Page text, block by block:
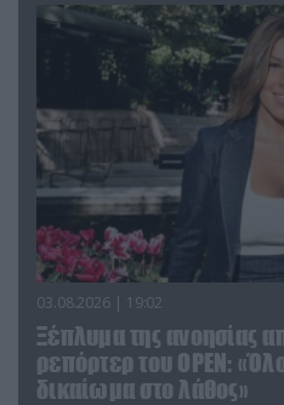
03.08.2026 | 19:02
Ξέπλυμα της ανοησίας
ρεπόρτερ του ΟΡΕΝ:
δικαίωμα στο λάθος»